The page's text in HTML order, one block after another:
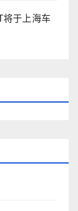
将于上海车